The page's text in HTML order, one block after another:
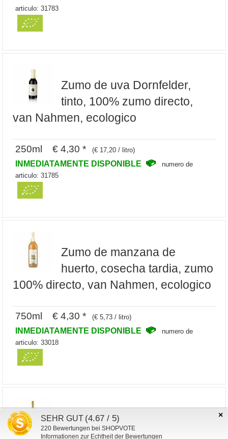
articulo: 31783
Zumo de uva Dornfelder,
tinto, 100% zumo directo,
van Nahmen, ecologico
250ml € 4,30 * (€ 17,20 / litro)
INMEDIATAMENTE DISPONIBLE
numero de
articulo: 31785
Zumo de manzana de
huerto, cosecha tardia, zumo
100% directo, van Nahmen, ecologico
750ml € 4,30 * (€ 5,73 / litro)
INMEDIATAMENTE DISPONIBLE
numero de
articulo: 33018
Zumo de uva Pinot Noir rojo
(100% zumo directo), van
×
SEHR GUT (4.67 / 5)
220 Bewertungen bei SHOPVOTE
Informationen zur Echtheit der Bewertungen